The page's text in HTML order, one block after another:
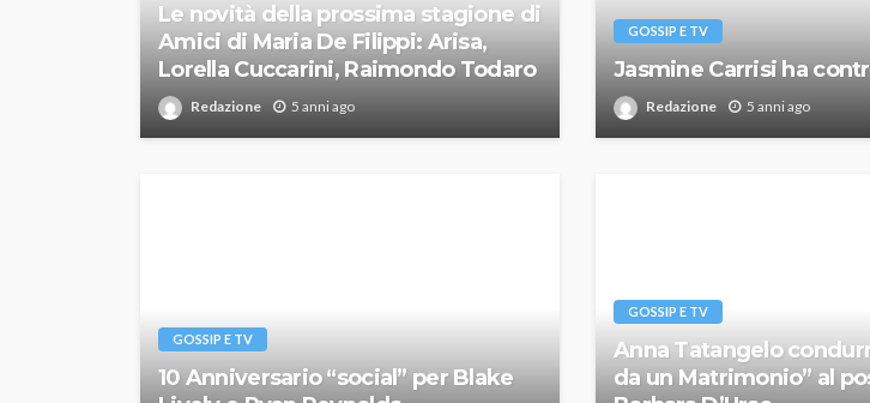
Le novità della prossima stagione di
Amici di Maria De Filippi: Arisa,
Lorella Cuccarini, Raimondo Todaro
Redazione 5 anni ago
GOSSIP E TV
Jasmine Carrisi ha
Redazione 5 anni ago
GOSSIP E TV
10 Anniversario “social” per Blake
GOSSIP E TV
Anna Tatangelo
da un Matrimonio” al